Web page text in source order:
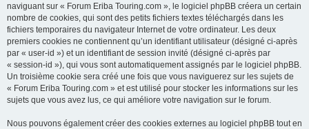
naviguant sur « Forum Eriba Touring.com », le logiciel phpBB créera un certain
nombre de cookies, qui sont des petits fichiers textes téléchargés dans les
fichiers temporaires du navigateur Internet de votre ordinateur. Les deux
premiers cookies ne contiennent qu’un identifiant utilisateur (désigné ci-après
par « user-id ») et un identifiant de session invité (désigné ci-après par
« session-id »), qui vous sont automatiquement assignés par le logiciel phpBB.
Un troisième cookie sera créé une fois que vous naviguerez sur les sujets de
« Forum Eriba Touring.com » et est utilisé pour stocker les informations sur les
sujets que vous avez lus, ce qui améliore votre navigation sur le forum.
Nous pouvons également créer des cookies externes au logiciel phpBB tout en